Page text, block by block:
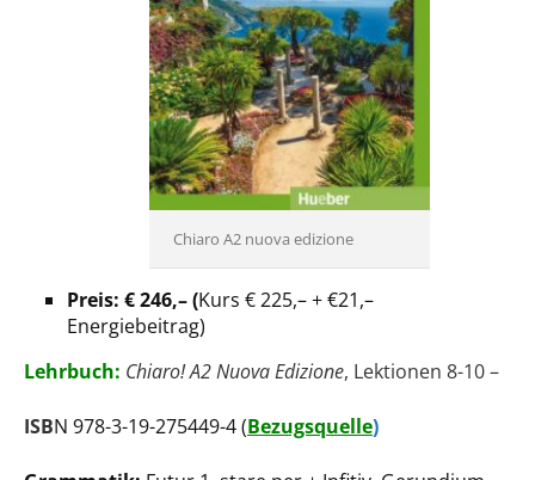
Chiaro A2 nuova edizione
Preis: € 246,– (Kurs € 225,– + €21,–
Energiebeitrag)
Lehrbuch: Chiaro! A2 Nuova Edizione, Lektionen 8-10 –
ISBN 978-3-19-275449-4 (Bezugsquelle)